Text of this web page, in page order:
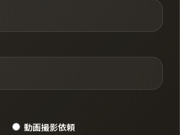
動画撮影依頼